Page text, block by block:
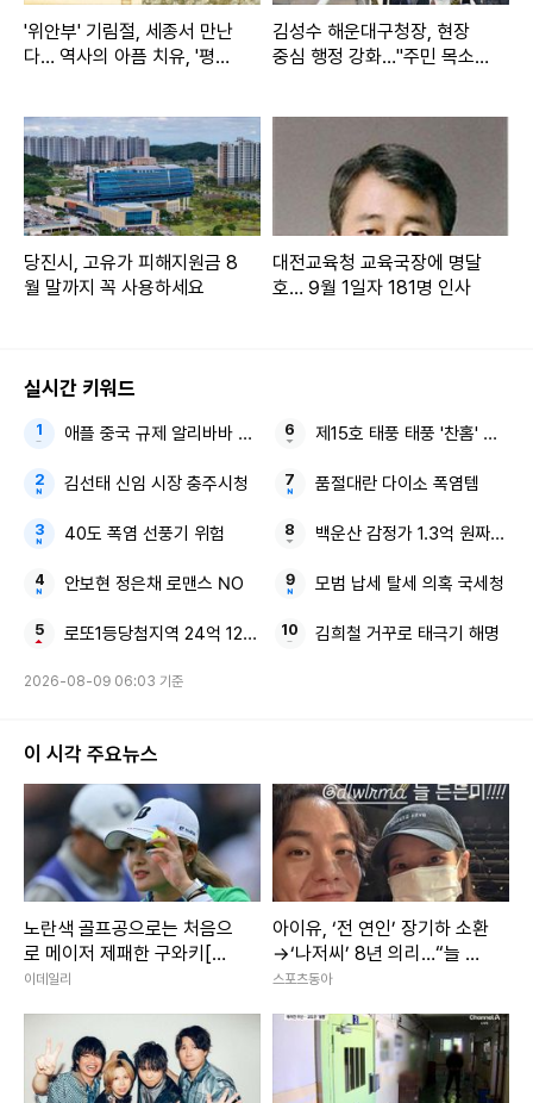
'위안부' 기림절, 세종서 만난
다… 역사의 아픔 치유, '평화
김성수 해운대구청장, 현장
중심 행정 강화…"주민 목소
당진시, 고유가 피해지원금 8
월 말까지 꼭 사용하세요
대전교육청 교육국장에 명달
호… 9월 1일자 181명 인사
실시간 키워드
애플 중국 규제 알리바바 큐원
김선태 신임 시장 충주시청
40도 폭염 선풍기 위험
안보현 정은채 로맨스 NO
로또1등당첨지역 24억 1236회 로또당첨번호조회
제15호 태풍 태풍 '찬홈' 동해
품절대란 다이소 폭염템
백운산 감정가 1.3억 원짜리 깜
모범 납세 탈세 의혹 국세청
김희철 거꾸로 태극기 해명
2026-08-09 06:03 기준
이 시각 주요뉴스
노란색 골프공으로는 처음으
로 메이저 제패한 구와키[챔
피언스클럽]
이데일리
아이유, ‘전 연인’ 장기하 소환
→‘나저씨’ 8년 의리…“늘 든
든” [SD톡톡]
스포츠동아